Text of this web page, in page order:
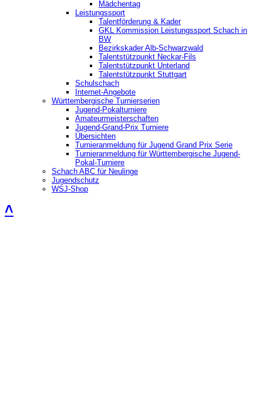
Mädchentag
Leistungssport
Talentförderung & Kader
GKL Kommission Leistungssport Schach in
BW
Bezirkskader Alb-Schwarzwald
Talentstützpunkt Neckar-Fils
Talentstützpunkt Unterland
Talentstützpunkt Stuttgart
Schulschach
Internet-Angebote
Württembergische Turnierserien
Jugend-Pokalturniere
Amateurmeisterschaften
Jugend-Grand-Prix Turniere
Übersichten
Turnieranmeldung für Jugend Grand Prix Serie
Turnieranmeldung für Württembergische Jugend-
Pokal-Turniere
Schach ABC für Neulinge
Jugendschutz
WSJ-Shop
˄